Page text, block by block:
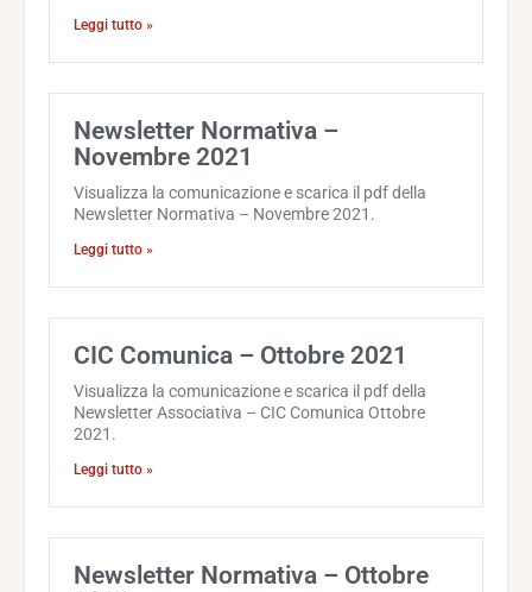
Leggi tutto »
Newsletter Normativa –
Novembre 2021
Visualizza la comunicazione e scarica il pdf della
Newsletter Normativa – Novembre 2021.
Leggi tutto »
CIC Comunica – Ottobre 2021
Visualizza la comunicazione e scarica il pdf della
Newsletter Associativa – CIC Comunica Ottobre
2021.
Leggi tutto »
Newsletter Normativa – Ottobre